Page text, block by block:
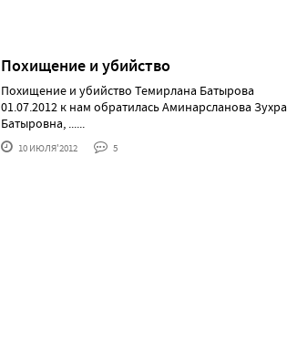
Похищение и убийство
Похищение и убийство Темирлана Батырова
01.07.2012 к нам обратилась Аминарсланова Зухра
Батыровна, ......
10 ИЮЛЯ'2012 5